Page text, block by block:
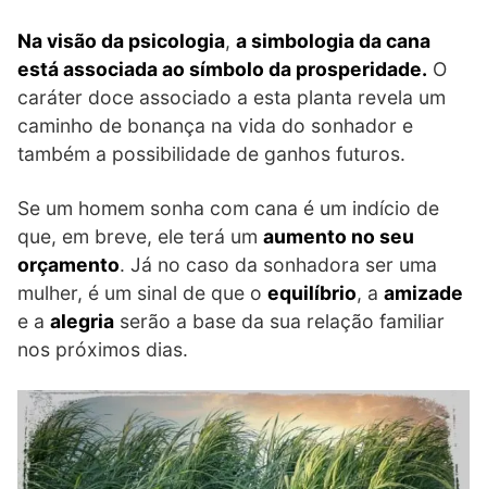
Na visão da psicologia, a simbologia da cana
está associada ao símbolo da prosperidade. O
caráter doce associado a esta planta revela um
caminho de bonança na vida do sonhador e
também a possibilidade de ganhos futuros.
Se um homem sonha com cana é um indício de
que, em breve, ele terá um aumento no seu
orçamento. Já no caso da sonhadora ser uma
mulher, é um sinal de que o equilíbrio, a amizade
e a alegria serão a base da sua relação familiar
nos próximos dias.